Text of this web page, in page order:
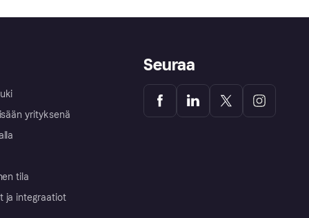
yrityksenä
tila
ja integraatiot
Seuraa